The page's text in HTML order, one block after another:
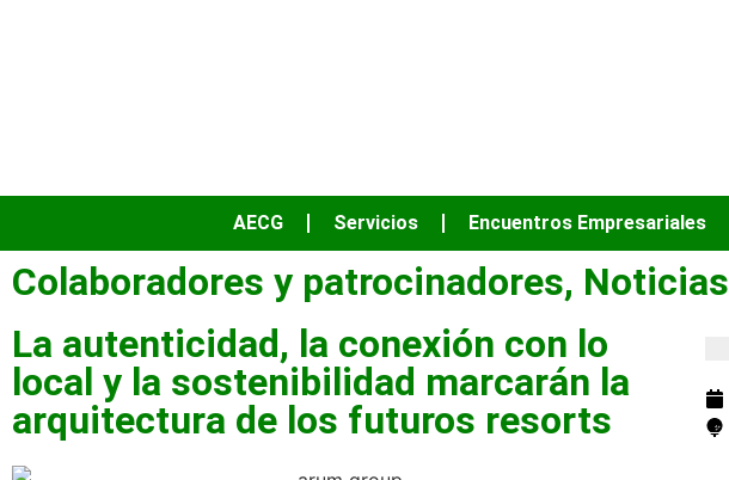
AECG Servicios Encuentros Empresariales
Colaboradores y patrocinadores, Noticias
La autenticidad, la conexión con lo
local y la sostenibilidad marcarán la
arquitectura de los futuros resorts